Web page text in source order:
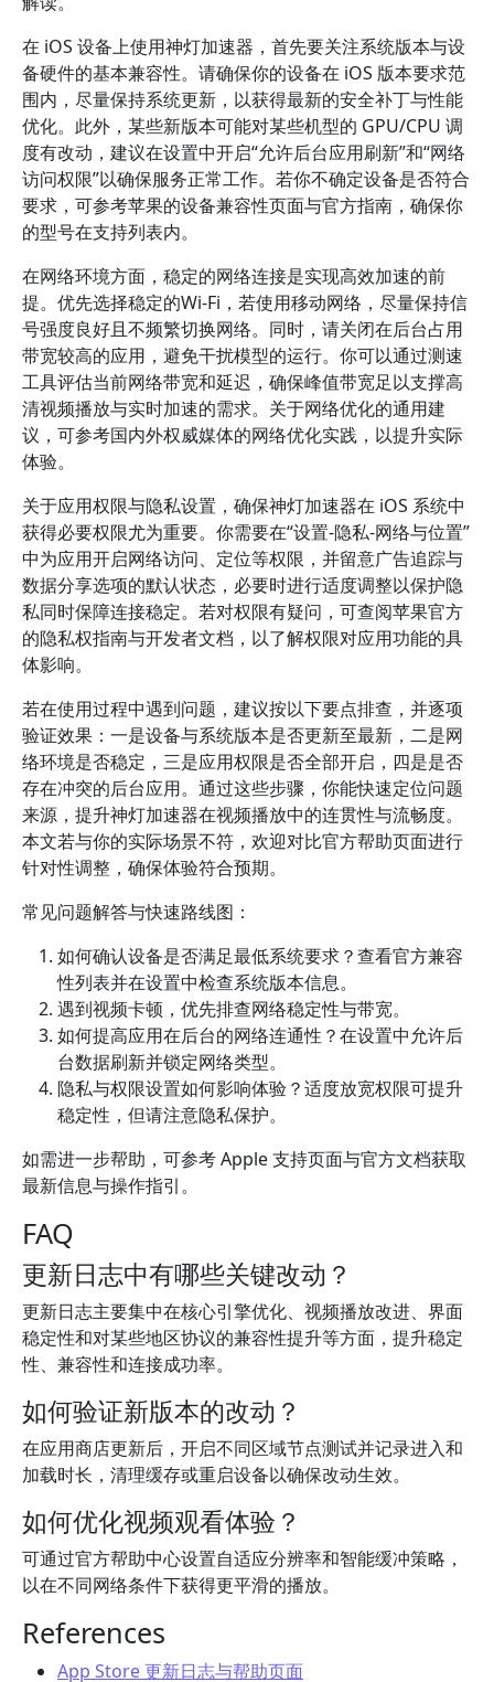
在 iOS 设备上使用神灯加速器，首先要关注系统版本与设
备硬件的基本兼容性。请确保你的设备在 iOS 版本要求范
围内，尽量保持系统更新，以获得最新的安全补丁与性能
优化。此外，某些新版本可能对某些机型的 GPU/CPU 调
度有改动，建议在设置中开启“允许后台应用刷新”和“网络
访问权限”以确保服务正常工作。若你不确定设备是否符合
要求，可参考苹果的设备兼容性页面与官方指南，确保你
的型号在支持列表内。
在网络环境方面，稳定的网络连接是实现高效加速的前
提。优先选择稳定的Wi-Fi，若使用移动网络，尽量保持信
号强度良好且不频繁切换网络。同时，请关闭在后台占用
带宽较高的应用，避免干扰模型的运行。你可以通过测速
工具评估当前网络带宽和延迟，确保峰值带宽足以支撑高
清视频播放与实时加速的需求。关于网络优化的通用建
议，可参考国内外权威媒体的网络优化实践，以提升实际
体验。
关于应用权限与隐私设置，确保神灯加速器在 iOS 系统中
获得必要权限尤为重要。你需要在“设置-隐私-网络与位置”
中为应用开启网络访问、定位等权限，并留意广告追踪与
数据分享选项的默认状态，必要时进行适度调整以保护隐
私同时保障连接稳定。若对权限有疑问，可查阅苹果官方
的隐私权指南与开发者文档，以了解权限对应用功能的具
体影响。
若在使用过程中遇到问题，建议按以下要点排查，并逐项
验证效果：一是设备与系统版本是否更新至最新，二是网
络环境是否稳定，三是应用权限是否全部开启，四是是否
存在冲突的后台应用。通过这些步骤，你能快速定位问题
来源，提升神灯加速器在视频播放中的连贯性与流畅度。
本文若与你的实际场景不符，欢迎对比官方帮助页面进行
针对性调整，确保体验符合预期。
常见问题解答与快速路线图：
如何确认设备是否满足最低系统要求？查看官方兼容
性列表并在设置中检查系统版本信息。
遇到视频卡顿，优先排查网络稳定性与带宽。
如何提高应用在后台的网络连通性？在设置中允许后
台数据刷新并锁定网络类型。
隐私与权限设置如何影响体验？适度放宽权限可提升
稳定性，但请注意隐私保护。
如需进一步帮助，可参考 Apple 支持页面与官方文档获取
最新信息与操作指引。
FAQ
更新日志中有哪些关键改动？
更新日志主要集中在核心引擎优化、视频播放改进、界面
稳定性和对某些地区协议的兼容性提升等方面，提升稳定
性、兼容性和连接成功率。
如何验证新版本的改动？
在应用商店更新后，开启不同区域节点测试并记录进入和
加载时长，清理缓存或重启设备以确保改动生效。
如何优化视频观看体验？
可通过官方帮助中心设置自适应分辨率和智能缓冲策略，
以在不同网络条件下获得更平滑的播放。
References
App Store 更新日志与帮助页面